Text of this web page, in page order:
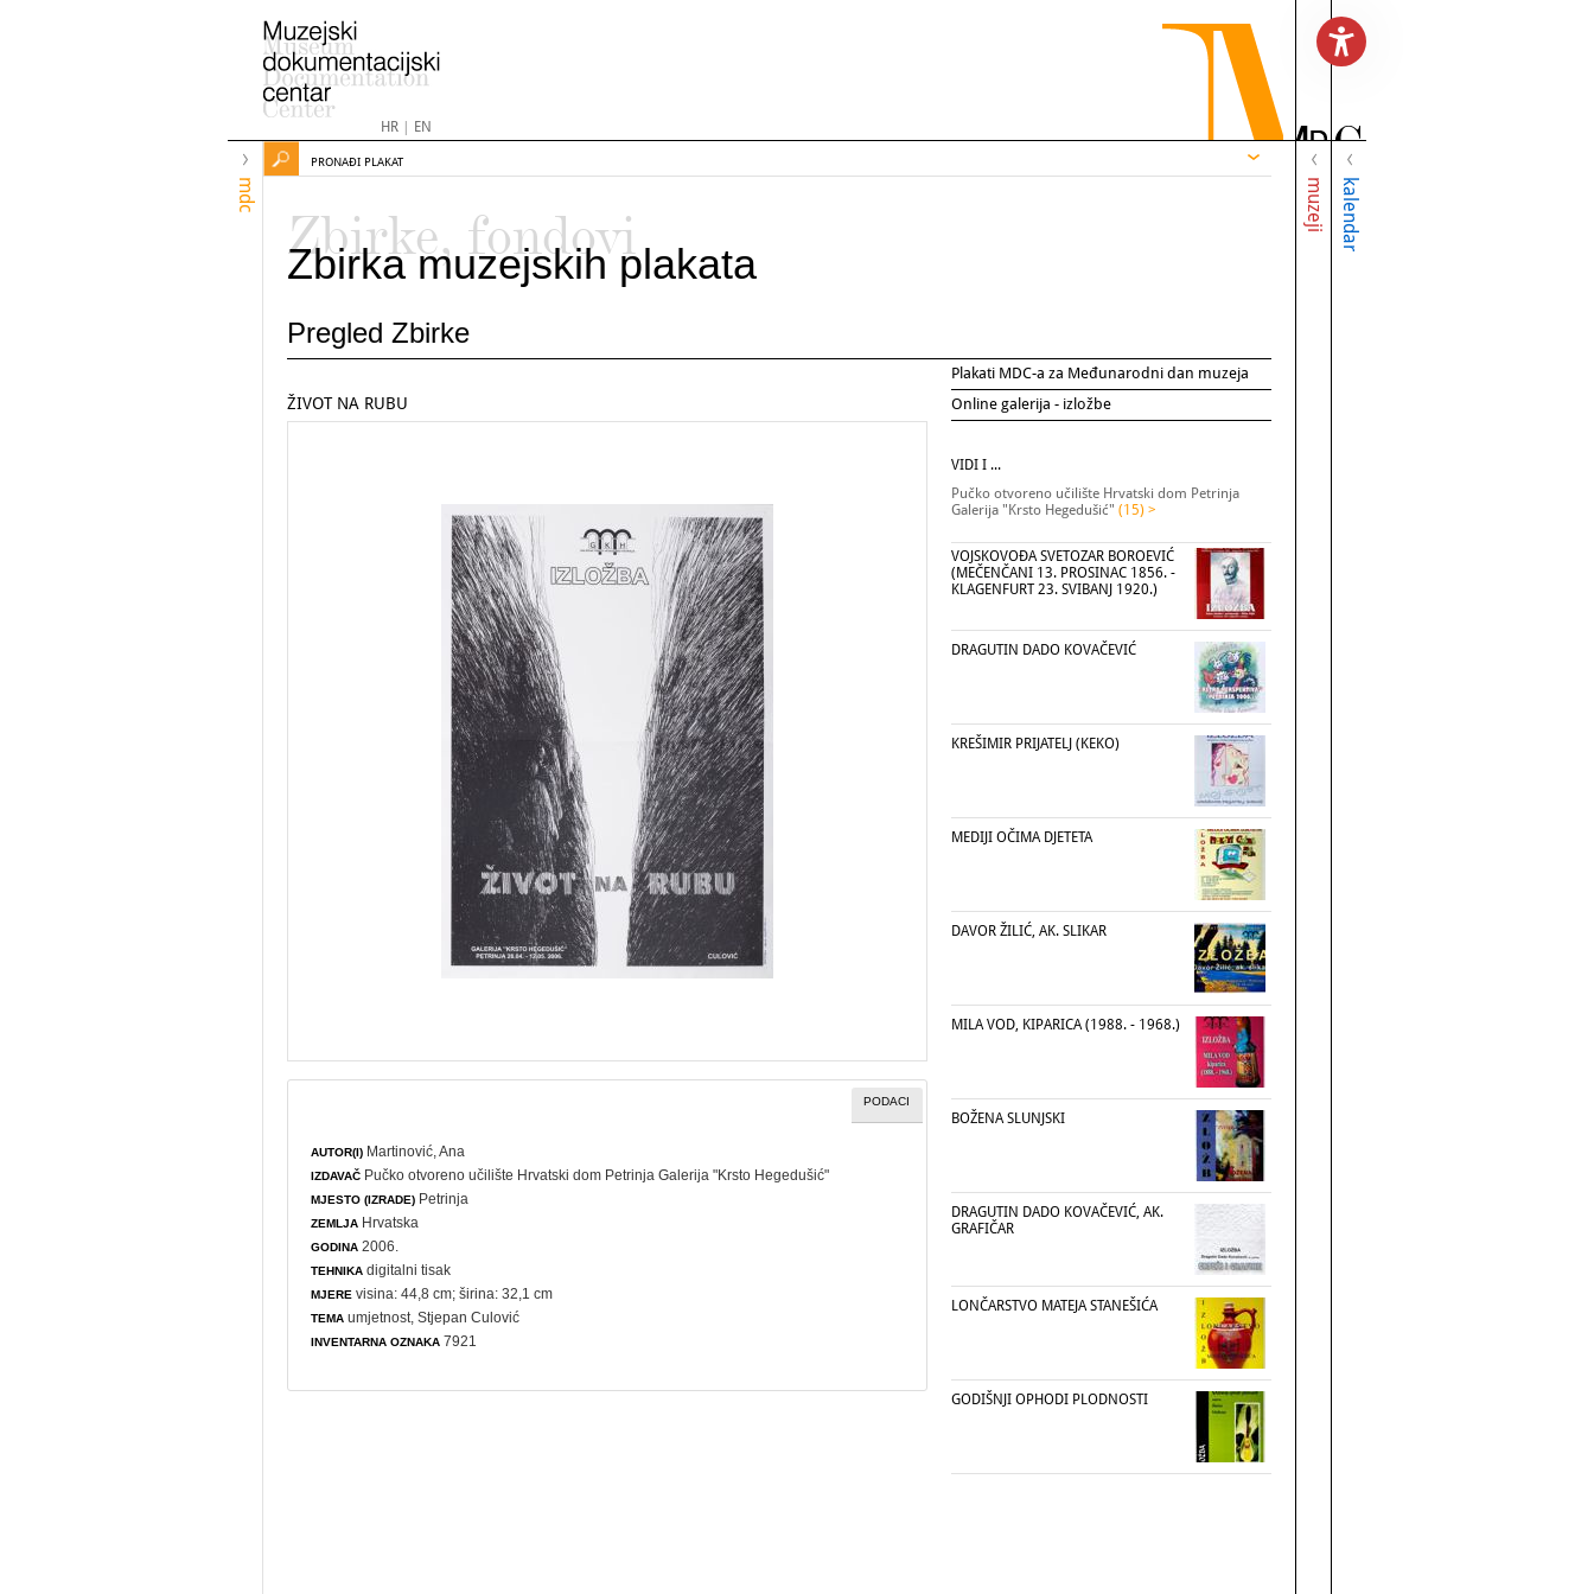
HR| EN
mdc muzeji kalendar
PRONAĐI PLAKAT
Zbirke, fondovi
Zbirka muzejskih plakata
Pregled Zbirke
Plakati MDC-a za Međunarodni dan muzeja
Online galerija - izložbe
ŽIVOT NA RUBU
PODACI
AUTOR(I) Martinović, Ana
IZDAVAČ Pučko otvoreno učilište Hrvatski dom Petrinja Galerija "Krsto Hegedušić"
MJESTO (IZRADE) Petrinja
ZEMLJA Hrvatska
GODINA 2006.
TEHNIKA digitalni tisak
MJERE visina: 44,8 cm; širina: 32,1 cm
TEMA umjetnost , Stjepan Culović
INVENTARNA OZNAKA 7921
VIDI I ...
Pučko otvoreno učilište Hrvatski dom Petrinja
Galerija "Krsto Hegedušić" (15) >
VOJSKOVOĐA SVETOZAR BOROEVIĆ
(MEČENČANI 13. PROSINAC 1856. -
KLAGENFURT 23. SVIBANJ 1920.)
DRAGUTIN DADO KOVAČEVIĆ
KREŠIMIR PRIJATELJ (KEKO)
MEDIJI OČIMA DJETETA
DAVOR ŽILIĆ, AK. SLIKAR
MILA VOD, KIPARICA (1988. - 1968.)
BOŽENA SLUNJSKI
DRAGUTIN DADO KOVAČEVIĆ, AK.
GRAFIČAR
LONČARSTVO MATEJA STANEŠIĆA
GODIŠNJI OPHODI PLODNOSTI